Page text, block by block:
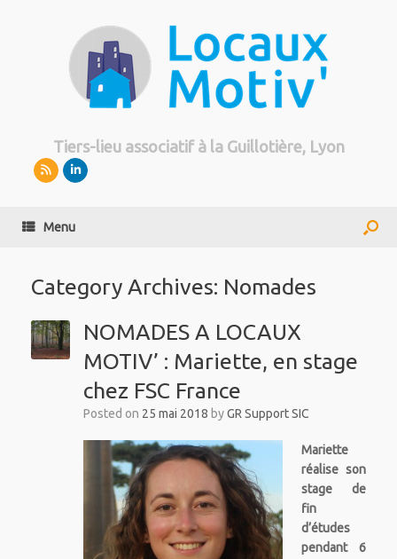
Tiers-lieu associatif à la Guillotière, Lyon
Menu
Category Archives: Nomades
NOMADES A LOCAUX
MOTIV’ : Mariette, en stage
chez FSC France
Posted on 25 mai 2018 byGR Support SIC
Mariette
réalise son
stage de
fin
d’études
pendant 6